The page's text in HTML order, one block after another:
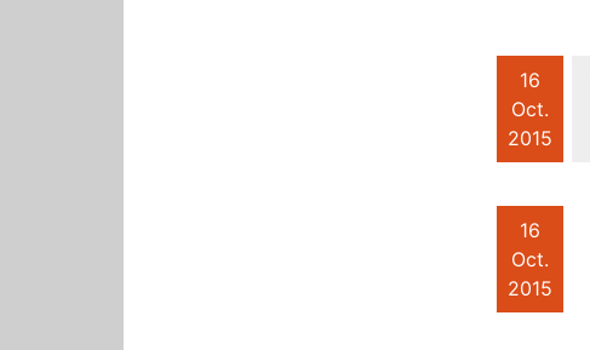
16
Oct.
2015
16
Oct.
2015